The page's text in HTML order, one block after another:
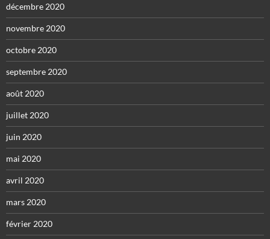
décembre 2020
novembre 2020
octobre 2020
septembre 2020
août 2020
juillet 2020
juin 2020
mai 2020
avril 2020
mars 2020
février 2020